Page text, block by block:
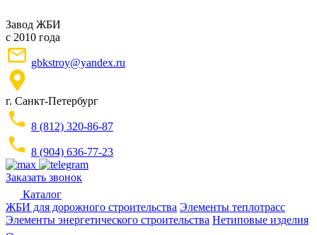
Завод ЖБИ
с 2010 года
gbkstroy@yandex.ru
г. Санкт-Петербург
8 (812) 320-86-87
8 (904) 636-77-23
Заказать звонок
Каталог
ЖБИ для дорожного строительства Элементы теплотрасс
Элементы энергетического строительства Нетиповые изделия